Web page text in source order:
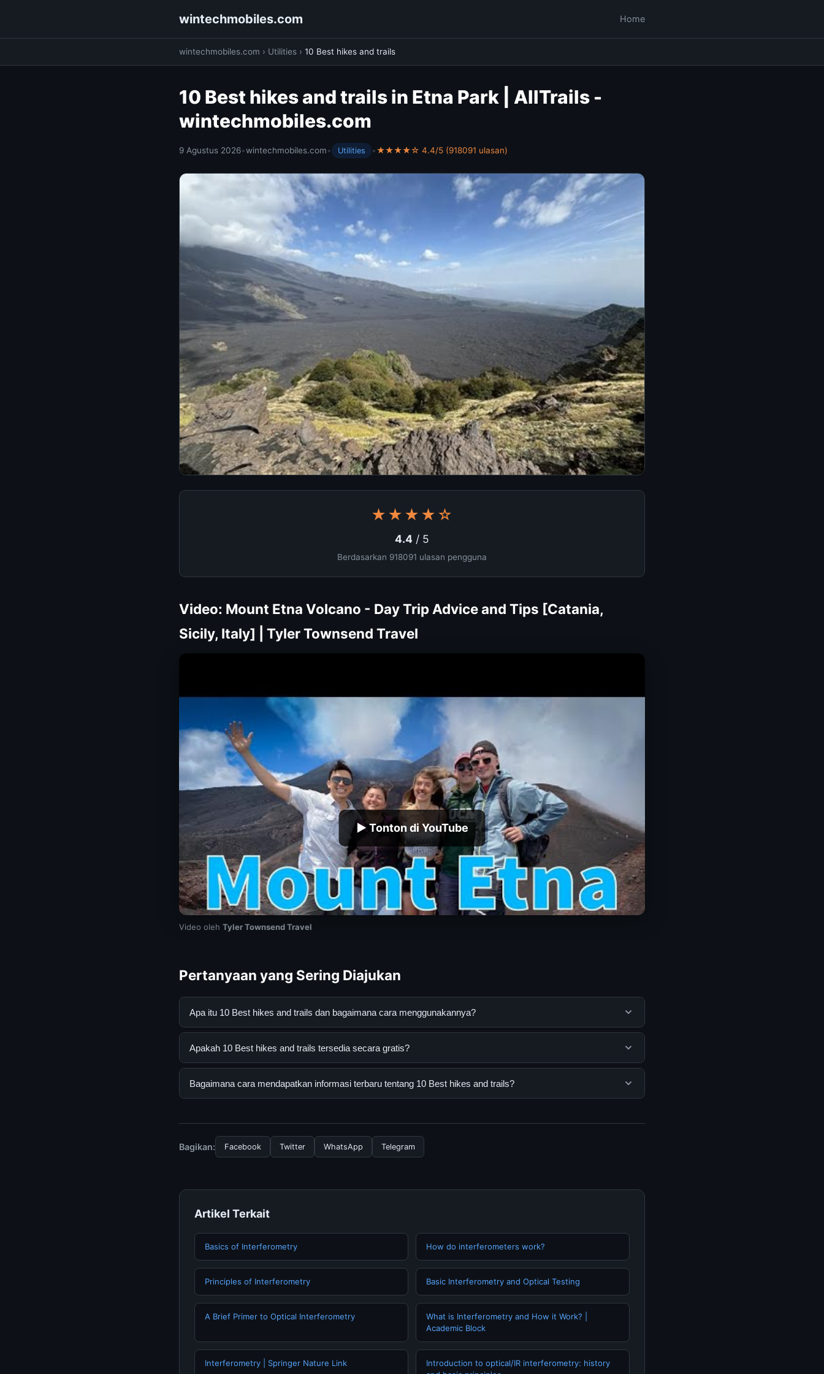
wintechmobiles.com Home
wintechmobiles.com › Utilities › 10 Best hikes and trails
10 Best hikes and trails in Etna Park | AllTrails -
wintechmobiles.com
9 Agustus 2026•wintechmobiles.com• Utilities •★★★★☆ 4.4/5 (918091 ulasan)
★★★★☆
4.4 / 5
Berdasarkan 918091 ulasan pengguna
Video: Mount Etna Volcano - Day Trip Advice and Tips [Catania,
Sicily, Italy] | Tyler Townsend Travel
▶ Tonton di YouTube
Video oleh Tyler Townsend Travel
Pertanyaan yang Sering Diajukan
Apa itu 10 Best hikes and trails dan bagaimana cara menggunakannya?
10 Best hikes and trails adalah layanan digital yang dirancang untuk membantu pengguna mendapatkan
mengikuti panduan yang tersedia.
Apakah 10 Best hikes and trails tersedia secara gratis?
Ya, 10 Best hikes and trails dapat diakses secara gratis oleh semua pengguna. Tidak ada biaya tersembunyi
Bagaimana cara mendapatkan informasi terbaru tentang 10 Best hikes and trails?
Bagikan:
Facebook Twitter WhatsApp Telegram
Artikel Terkait
Basics of Interferometry How do interferometers work?
Principles of Interferometry Basic Interferometry and Optical Testing
A Brief Primer to Optical Interferometry
What is Interferometry and How it Work? |
Academic Block
Interferometry | Springer Nature Link
Introduction to optical/IR interferometry: history